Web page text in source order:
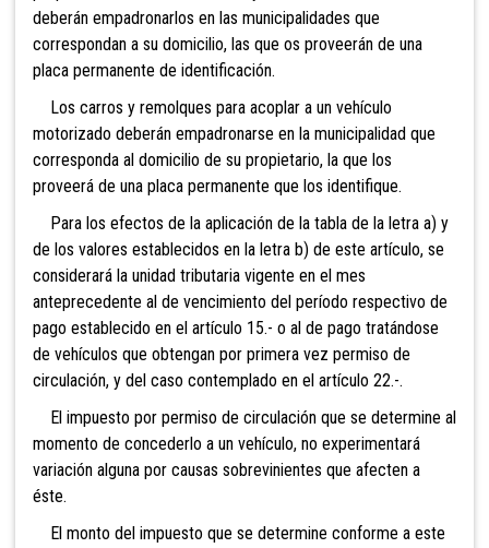
deberán empadronarlos en las municipalidades que
correspondan a su domicilio, las que os proveerán de una
placa permanente de identificación.
Los carros y remolques para acoplar a un vehículo
motorizado deberán empadronarse en la municipalidad que
corresponda al domicilio de su propietario, la que los
proveerá de una placa permanente que los identifique.
Para los efectos de la aplicación de la tabla de la letra a) y
de los valores establecidos en la letra b) de este artículo, se
considerará la unidad tributaria vigente en el mes
anteprecedente al de vencimiento del período respectivo de
pago establecido en el artículo 15.- o al de pago tratándose
de vehículos que obtengan por primera vez permiso de
circulación, y del caso contemplado en el artículo 22.-.
El impuesto por permiso de circulación que se determine al
momento de concederlo a un vehículo, no experimentará
variación alguna por causas sobrevinientes que afecten a
éste.
El monto del impuesto que se determine conforme a este